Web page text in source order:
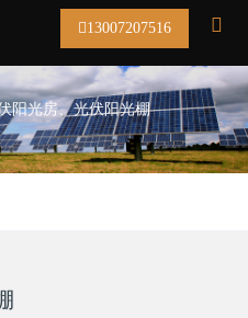
13007207516​
阳光房、光伏阳光棚